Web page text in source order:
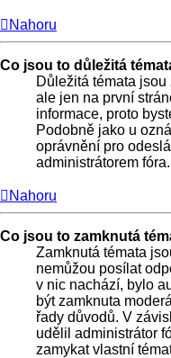
Nahoru
Co jsou to důležitá
Důležitá témata
ale jen na první
informace, proto
Podobně jako u
oprávnění pro
administrátorem fóra.
Nahoru
Co jsou to zamknutá
Zamknutá témata
nemůžou posílat
v nic nachází, bylo
být zamknuta
řady důvodů. V
udělil administrátor
zamykat vlastní